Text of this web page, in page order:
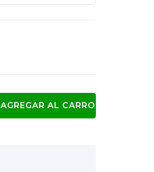
AGREGAR AL CARRO